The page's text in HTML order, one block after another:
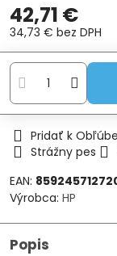
42,71 €
34,73 € bez DPH
Pridať k
Strážny pes
EAN:
Výrobca: HP
Popis